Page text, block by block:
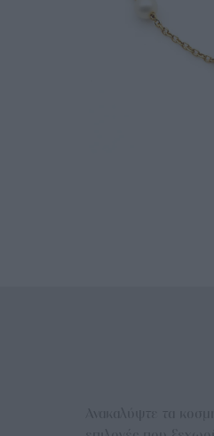
Ανακαλύψτε τα